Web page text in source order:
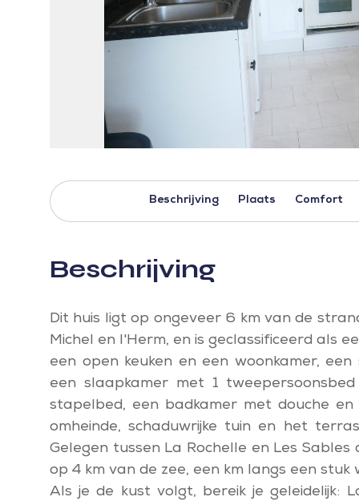
Beschrijving Plaats Comfort
Beschrijving
Dit huis ligt op ongeveer 6 km van de
Michel en l'Herm, en is geclassificeerd als
een open keuken en een woonkamer,
een slaapkamer met 1
stapelbed, een badkamer met douche
omheinde, schaduwrijke tuin en het
Gelegen tussen La Rochelle en Les
op 4 km van de zee, een km langs een
Als je de kust volgt, bereik je geleidelijk: